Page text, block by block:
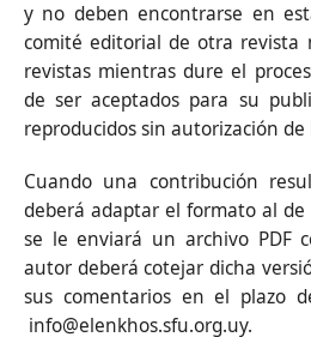
y no deben encontrarse en
comité editorial de otra revista
revistas mientras dure el
de ser aceptados para su
reproducidos sin autorización de
Cuando una contribución
deberá adaptar el formato al
se le enviará un archivo PDF
autor deberá cotejar dicha
sus comentarios en el plazo
info@elenkhos.sfu.org.uy.